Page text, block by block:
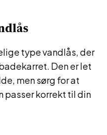
type vandlås, der
Den er let
men sørg for at
korrekt til din